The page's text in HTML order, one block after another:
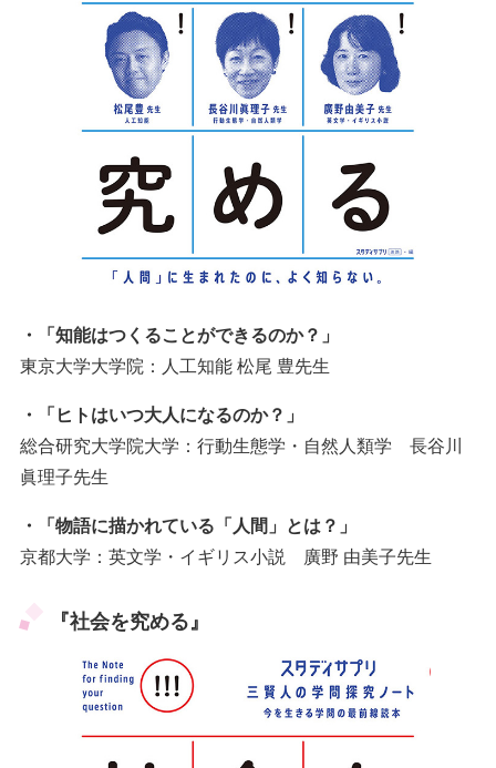
・「知能はつくることができるのか？」
東京大学大学院：人工知能 松尾 豊先生
・「ヒトはいつ大人になるのか？」
総合研究大学院大学：行動生態学・自然人類学 長谷川
眞理子先生
・「物語に描かれている「人間」とは？」
京都大学：英文学・イギリス小説 廣野 由美子先生
『社会を究める』